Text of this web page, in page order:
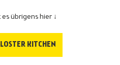
übrigens hier ↓
KITCHEN